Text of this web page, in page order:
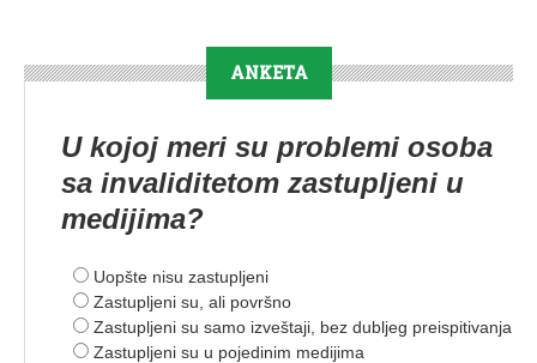
ANKETA
U kojoj meri su problemi osoba
sa invaliditetom zastupljeni u
medijima?
Uopšte nisu zastupljeni
Zastupljeni su, ali površno
Zastupljeni su samo izveštaji, bez dubljeg preispitivanja
Zastupljeni su u pojedinim medijima